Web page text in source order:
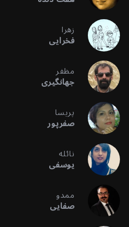
زهرا
فخرایی
مظفر
جهانگیری
پریسا
صفرپور
نائله
یوسفی
ممدو
صفایی